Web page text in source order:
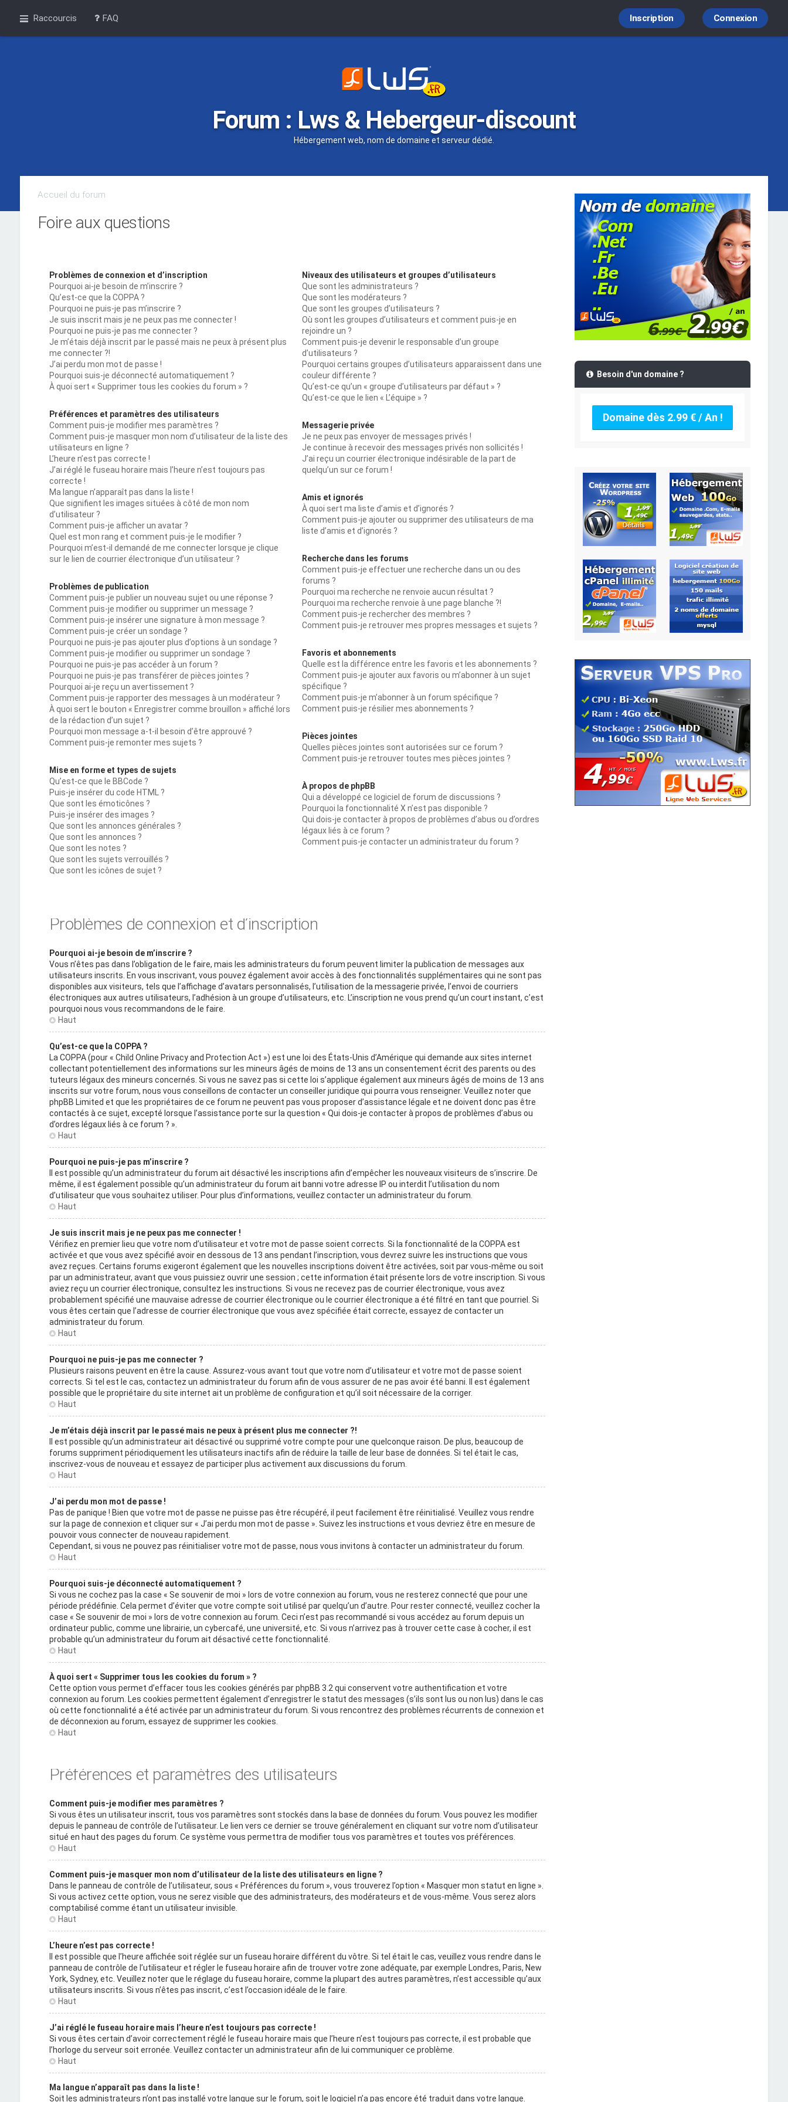
Raccourcis FAQ Connexion
Inscription
Forum : Lws & Hebergeur-discount
Hébergement web, nom de domaine et serveur dédié.
Accueil du forum
Foire aux questions
Problèmes de connexion et d’inscription
Pourquoi ai-je besoin de m’inscrire ?
Qu’est-ce que la COPPA ?
Pourquoi ne puis-je pas m’inscrire ?
Je suis inscrit mais je ne peux pas me connecter !
Pourquoi ne puis-je pas me connecter ?
Je m’étais déjà inscrit par le passé mais ne peux à présent plus
me connecter ?!
J’ai perdu mon mot de passe !
Pourquoi suis-je déconnecté automatiquement ?
À quoi sert « Supprimer tous les cookies du forum » ?
Préférences et paramètres des utilisateurs
Comment puis-je modifier mes paramètres ?
Comment puis-je masquer mon nom d’utilisateur de la liste des
utilisateurs en ligne ?
L’heure n’est pas correcte !
J’ai réglé le fuseau horaire mais l’heure n’est toujours pas
correcte !
Ma langue n’apparaît pas dans la liste !
Que signifient les images situées à côté de mon nom
d’utilisateur ?
Comment puis-je afficher un avatar ?
Quel est mon rang et comment puis-je le modifier ?
Pourquoi m’est-il demandé de me connecter lorsque je clique
sur le lien de courrier électronique d’un utilisateur ?
Problèmes de publication
Comment puis-je publier un nouveau sujet ou une réponse ?
Comment puis-je modifier ou supprimer un message ?
Comment puis-je insérer une signature à mon message ?
Comment puis-je créer un sondage ?
Pourquoi ne puis-je pas ajouter plus d’options à un sondage ?
Comment puis-je modifier ou supprimer un sondage ?
Pourquoi ne puis-je pas accéder à un forum ?
Pourquoi ne puis-je pas transférer de pièces jointes ?
Pourquoi ai-je reçu un avertissement ?
Comment puis-je rapporter des messages à un modérateur ?
À quoi sert le bouton « Enregistrer comme brouillon » affiché lors
de la rédaction d’un sujet ?
Pourquoi mon message a-t-il besoin d’être approuvé ?
Comment puis-je remonter mes sujets ?
Mise en forme et types de sujets
Qu’est-ce que le BBCode ?
Puis-je insérer du code HTML ?
Que sont les émoticônes ?
Puis-je insérer des images ?
Que sont les annonces générales ?
Que sont les annonces ?
Que sont les notes ?
Que sont les sujets verrouillés ?
Que sont les icônes de sujet ?
Niveaux des utilisateurs et groupes d’utilisateurs
Que sont les administrateurs ?
Que sont les modérateurs ?
Que sont les groupes d’utilisateurs ?
Où sont les groupes d’utilisateurs et comment puis-je en
rejoindre un ?
Comment puis-je devenir le responsable d’un groupe
d’utilisateurs ?
Pourquoi certains groupes d’utilisateurs apparaissent dans une
couleur différente ?
Qu’est-ce qu’un « groupe d’utilisateurs par défaut » ?
Qu’est-ce que le lien « L’équipe » ?
Messagerie privée
Je ne peux pas envoyer de messages privés !
Je continue à recevoir des messages privés non sollicités !
J’ai reçu un courrier électronique indésirable de la part de
quelqu’un sur ce forum !
Amis et ignorés
À quoi sert ma liste d’amis et d’ignorés ?
Comment puis-je ajouter ou supprimer des utilisateurs de ma
liste d’amis et d’ignorés ?
Recherche dans les forums
Comment puis-je effectuer une recherche dans un ou des
forums ?
Pourquoi ma recherche ne renvoie aucun résultat ?
Pourquoi ma recherche renvoie à une page blanche ?!
Comment puis-je rechercher des membres ?
Comment puis-je retrouver mes propres messages et sujets ?
Favoris et abonnements
Quelle est la différence entre les favoris et les abonnements ?
Comment puis-je ajouter aux favoris ou m’abonner à un sujet
spécifique ?
Comment puis-je m’abonner à un forum spécifique ?
Comment puis-je résilier mes abonnements ?
Pièces jointes
Quelles pièces jointes sont autorisées sur ce forum ?
Comment puis-je retrouver toutes mes pièces jointes ?
À propos de phpBB
Qui a développé ce logiciel de forum de discussions ?
Pourquoi la fonctionnalité X n’est pas disponible ?
Qui dois-je contacter à propos de problèmes d’abus ou d’ordres
légaux liés à ce forum ?
Comment puis-je contacter un administrateur du forum ?
Problèmes de connexion et d’inscription
Pourquoi ai-je besoin de m’inscrire ?
Vous n’êtes pas dans l’obligation de le faire, mais les administrateurs du forum peuvent limiter la publication de messages aux
utilisateurs inscrits. En vous inscrivant, vous pouvez également avoir accès à des fonctionnalités supplémentaires qui ne sont pas
disponibles aux visiteurs, tels que l’affichage d’avatars personnalisés, l’utilisation de la messagerie privée, l’envoi de courriers
électroniques aux autres utilisateurs, l’adhésion à un groupe d’utilisateurs, etc. L’inscription ne vous prend qu’un court instant, c’est
pourquoi nous vous recommandons de le faire.
Haut
Qu’est-ce que la COPPA ?
La COPPA (pour « Child Online Privacy and Protection Act ») est une loi des États-Unis d’Amérique qui demande aux sites internet
collectant potentiellement des informations sur les mineurs âgés de moins de 13 ans un consentement écrit des parents ou des
tuteurs légaux des mineurs concernés. Si vous ne savez pas si cette loi s’applique également aux mineurs âgés de moins de 13 ans
inscrits sur votre forum, nous vous conseillons de contacter un conseiller juridique qui pourra vous renseigner. Veuillez noter que
phpBB Limited et que les propriétaires de ce forum ne peuvent pas vous proposer d’assistance légale et ne doivent donc pas être
contactés à ce sujet, excepté lorsque l’assistance porte sur la question « Qui dois-je contacter à propos de problèmes d’abus ou
d’ordres légaux liés à ce forum ? ».
Haut
Pourquoi ne puis-je pas m’inscrire ?
Il est possible qu’un administrateur du forum ait désactivé les inscriptions afin d’empêcher les nouveaux visiteurs de s’inscrire. De
même, il est également possible qu’un administrateur du forum ait banni votre adresse IP ou interdit l’utilisation du nom
d’utilisateur que vous souhaitez utiliser. Pour plus d’informations, veuillez contacter un administrateur du forum.
Haut
Je suis inscrit mais je ne peux pas me connecter !
Vérifiez en premier lieu que votre nom d’utilisateur et votre mot de passe soient corrects. Si la fonctionnalité de la COPPA est
activée et que vous avez spécifié avoir en dessous de 13 ans pendant l’inscription, vous devrez suivre les instructions que vous
avez reçues. Certains forums exigeront également que les nouvelles inscriptions doivent être activées, soit par vous-même ou soit
par un administrateur, avant que vous puissiez ouvrir une session ; cette information était présente lors de votre inscription. Si vous
aviez reçu un courrier électronique, consultez les instructions. Si vous ne recevez pas de courrier électronique, vous avez
probablement spécifié une mauvaise adresse de courrier électronique ou le courrier électronique a été filtré en tant que pourriel. Si
vous êtes certain que l’adresse de courrier électronique que vous avez spécifiée était correcte, essayez de contacter un
administrateur du forum.
Haut
Pourquoi ne puis-je pas me connecter ?
Plusieurs raisons peuvent en être la cause. Assurez-vous avant tout que votre nom d’utilisateur et votre mot de passe soient
corrects. Si tel est le cas, contactez un administrateur du forum afin de vous assurer de ne pas avoir été banni. Il est également
possible que le propriétaire du site internet ait un problème de configuration et qu’il soit nécessaire de la corriger.
Haut
Je m’étais déjà inscrit par le passé mais ne peux à présent plus me connecter ?!
Il est possible qu’un administrateur ait désactivé ou supprimé votre compte pour une quelconque raison. De plus, beaucoup de
forums suppriment périodiquement les utilisateurs inactifs afin de réduire la taille de leur base de données. Si tel était le cas,
inscrivez-vous de nouveau et essayez de participer plus activement aux discussions du forum.
Haut
J’ai perdu mon mot de passe !
Pas de panique ! Bien que votre mot de passe ne puisse pas être récupéré, il peut facilement être réinitialisé. Veuillez vous rendre
sur la page de connexion et cliquer sur « J’ai perdu mon mot de passe ». Suivez les instructions et vous devriez être en mesure de
pouvoir vous connecter de nouveau rapidement.
Cependant, si vous ne pouvez pas réinitialiser votre mot de passe, nous vous invitons à contacter un administrateur du forum.
Haut
Pourquoi suis-je déconnecté automatiquement ?
Si vous ne cochez pas la case « Se souvenir de moi » lors de votre connexion au forum, vous ne resterez connecté que pour une
période prédéfinie. Cela permet d’éviter que votre compte soit utilisé par quelqu’un d’autre. Pour rester connecté, veuillez cocher la
case « Se souvenir de moi » lors de votre connexion au forum. Ceci n’est pas recommandé si vous accédez au forum depuis un
ordinateur public, comme une librairie, un cybercafé, une université, etc. Si vous n’arrivez pas à trouver cette case à cocher, il est
probable qu’un administrateur du forum ait désactivé cette fonctionnalité.
Haut
À quoi sert « Supprimer tous les cookies du forum » ?
Cette option vous permet d’effacer tous les cookies générés par phpBB 3.2 qui conservent votre authentification et votre
connexion au forum. Les cookies permettent également d’enregistrer le statut des messages (s’ils sont lus ou non lus) dans le cas
où cette fonctionnalité a été activée par un administrateur du forum. Si vous rencontrez des problèmes récurrents de connexion et
de déconnexion au forum, essayez de supprimer les cookies.
Haut
Préférences et paramètres des utilisateurs
Comment puis-je modifier mes paramètres ?
Si vous êtes un utilisateur inscrit, tous vos paramètres sont stockés dans la base de données du forum. Vous pouvez les modifier
depuis le panneau de contrôle de l’utilisateur. Le lien vers ce dernier se trouve généralement en cliquant sur votre nom d’utilisateur
situé en haut des pages du forum. Ce système vous permettra de modifier tous vos paramètres et toutes vos préférences.
Haut
Comment puis-je masquer mon nom d’utilisateur de la liste des utilisateurs en ligne ?
Dans le panneau de contrôle de l’utilisateur, sous « Préférences du forum », vous trouverez l’option « Masquer mon statut en ligne ».
Si vous activez cette option, vous ne serez visible que des administrateurs, des modérateurs et de vous-même. Vous serez alors
comptabilisé comme étant un utilisateur invisible.
Haut
L’heure n’est pas correcte !
Il est possible que l’heure affichée soit réglée sur un fuseau horaire différent du vôtre. Si tel était le cas, veuillez vous rendre dans le
panneau de contrôle de l’utilisateur et régler le fuseau horaire afin de trouver votre zone adéquate, par exemple Londres, Paris, New
York, Sydney, etc. Veuillez noter que le réglage du fuseau horaire, comme la plupart des autres paramètres, n’est accessible qu’aux
utilisateurs inscrits. Si vous n’êtes pas inscrit, c’est l’occasion idéale de le faire.
Haut
J’ai réglé le fuseau horaire mais l’heure n’est toujours pas correcte !
Si vous êtes certain d’avoir correctement réglé le fuseau horaire mais que l’heure n’est toujours pas correcte, il est probable que
l’horloge du serveur soit erronée. Veuillez contacter un administrateur afin de lui communiquer ce problème.
Haut
Ma langue n’apparaît pas dans la liste !
Soit les administrateurs n’ont pas installé votre langue sur le forum, soit le logiciel n’a pas encore été traduit dans votre langue.
Besoin d'un domaine ?
Domaine dès 2.99 € / An !